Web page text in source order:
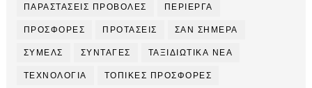
ΠΑΡΑΣΤΑΣΕΙΣ ΠΡΟΒΟΛΕΣ ΠΕΡΙΕΡΓΑ
ΠΡΟΣΦΟΡΕΣ ΠΡΟΤΑΣΕΙΣ ΣΑΝ ΣΗΜΕΡΑ
ΣΥΜΕΛΣ ΣΥΝΤΑΓΕΣ ΤΑΞΙΔΙΩΤΙΚΑ ΝΕΑ
ΤΕΧΝΟΛΟΓΙΑ ΤΟΠΙΚΕΣ ΠΡΟΣΦΟΡΕΣ